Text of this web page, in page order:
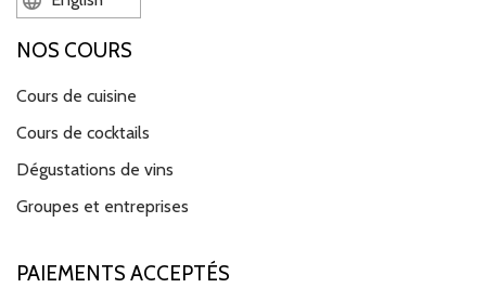
NOS COURS
Cours de cuisine
Cours de cocktails
Dégustations de vins
Groupes et entreprises
PAIEMENTS ACCEPTÉS